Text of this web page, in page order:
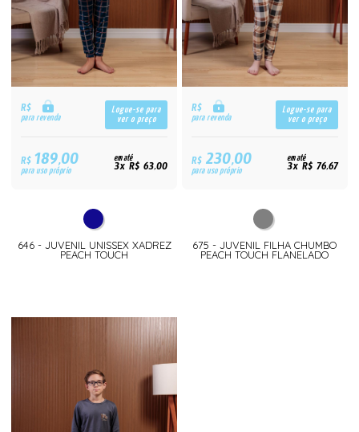
R$
para revenda
Logue-se para
ver o preço
R$189,00
para uso próprio
em até
3x R$ 63,00
646 - JUVENIL UNISSEX XADREZ
PEACH TOUCH
R$
para revenda
Logue-se para
ver o preço
R$230,00
para uso próprio
em até
3x R$ 76,67
675 - JUVENIL FILHA CHUMBO
PEACH TOUCH FLANELADO